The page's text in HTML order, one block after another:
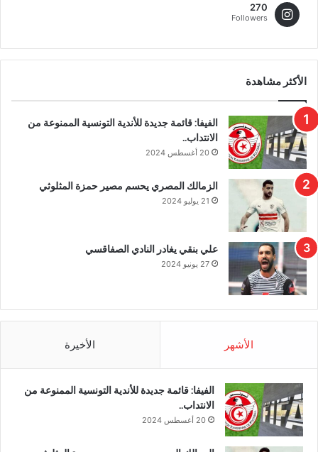
270
Followers
الأكثر مشاهدة
الفيفا: قائمة جديدة للأندية التونسية الممنوعة من
الانتداب..
20 أغسطس 2024
الزمالك المصري يحسم مصير حمزة المثلوثي
21 يوليو 2024
علي بنقي يغادر النادي الصفاقسي
27 يونيو 2024
الأشهر الأخيرة
الفيفا: قائمة جديدة للأندية التونسية الممنوعة من
الانتداب..
20 أغسطس 2024